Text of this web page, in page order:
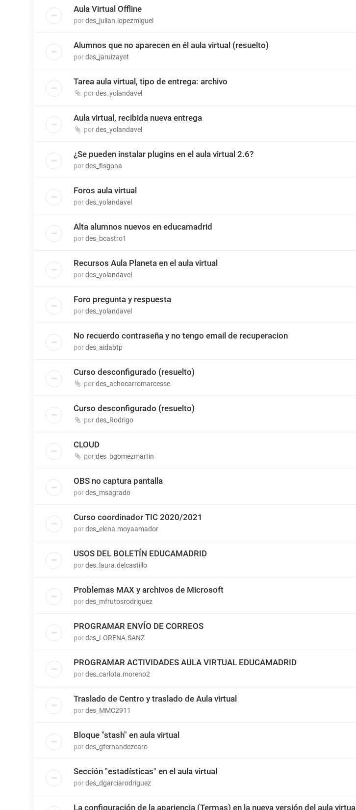
Aula Virtual Offline
pordes_julian.lopezmiguel
Alumnos que no aparecen en él aula virtual (resuelto)
pordes_jaruizayet
Tarea aula virtual, tipo de entrega: archivo
pordes_yolandavel
Aula virtual, recibida nueva entrega
pordes_yolandavel
¿Se pueden instalar plugins en el aula virtual 2.6?
pordes_fisgona
Foros aula virtual
pordes_yolandavel
Alta alumnos nuevos en educamadrid
pordes_bcastro1
Recursos Aula Planeta en el aula virtual
pordes_yolandavel
Foro pregunta y respuesta
pordes_yolandavel
No recuerdo contraseña y no tengo email de recuperacion
pordes_aidabtp
Curso desconfigurado (resuelto)
pordes_achocarromarcesse
Curso desconfigurado (resuelto)
pordes_Rodrigo
CLOUD
pordes_bgomezmartin
OBS no captura pantalla
pordes_msagrado
Curso coordinador TIC 2020/2021
pordes_elena.moyaamador
USOS DEL BOLETÍN EDUCAMADRID
pordes_laura.delcastillo
Problemas MAX y archivos de Microsoft
pordes_mfrutosrodriguez
PROGRAMAR ENVÍO DE CORREOS
pordes_LORENA.SANZ
PROGRAMAR ACTIVIDADES AULA VIRTUAL EDUCAMADRID
pordes_carlota.moreno2
Traslado de Centro y traslado de Aula virtual
pordes_MMC2911
Bloque "stash" en aula virtual
pordes_gfernandezcaro
Sección "estadísticas" en el aula virtual
pordes_dgarciarodriguez
La configuración de la apariencia (Termas) en la nueva versión del aula virtual